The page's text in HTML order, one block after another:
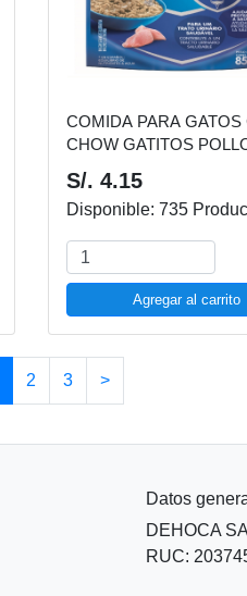
COMIDA PARA GATOS
CHOW GATITOS
S/. 4.15
Disponible: 735
Agregar al carrito
2 3 >
Datos
DEHOCA SA
RUC: